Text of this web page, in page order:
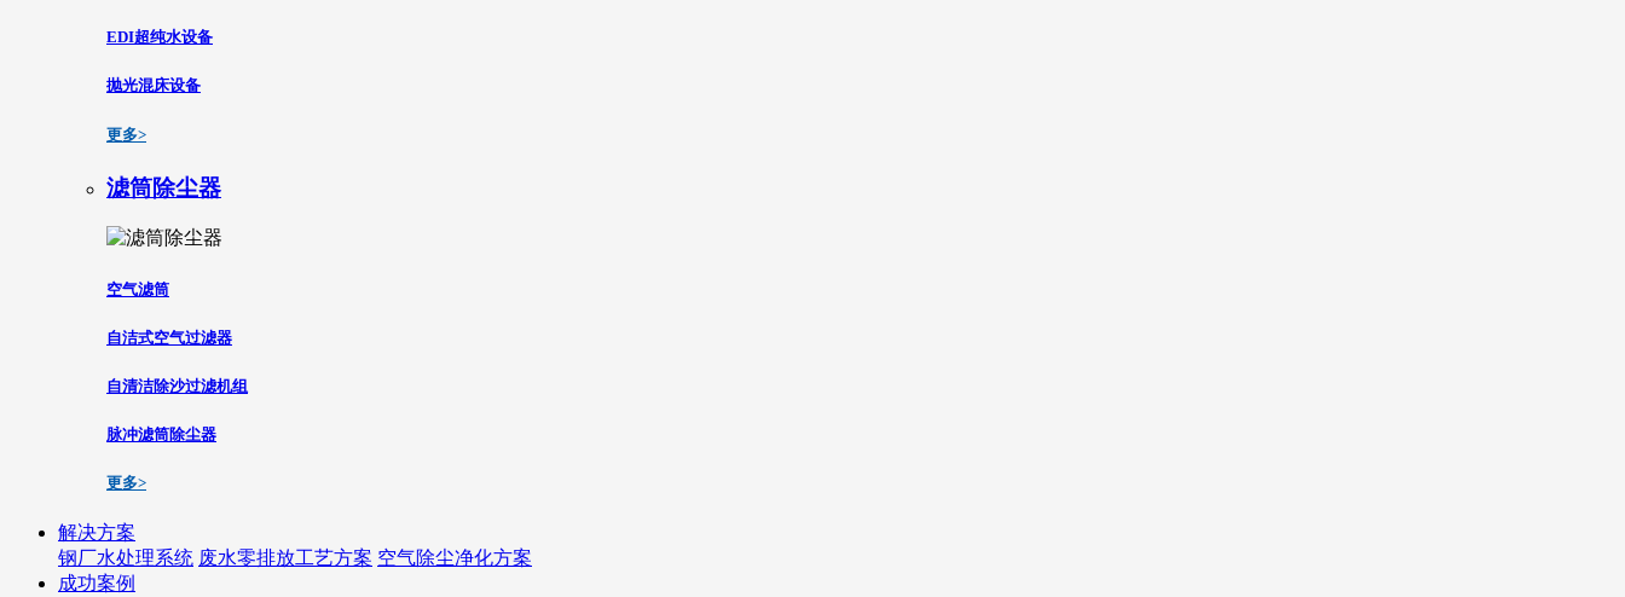
EDI超纯水设备
抛光混床设备
更多>
滤筒除尘器
空气滤筒
自洁式空气过滤器
自清洁除沙过滤机组
脉冲滤筒除尘器
更多>
解决方案
钢厂水处理系统 废水零排放工艺方案 空气除尘净化方案
成功案例